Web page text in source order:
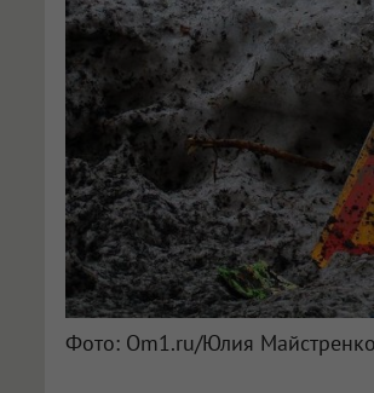
Фото: Om1.ru/Юлия Майстренко